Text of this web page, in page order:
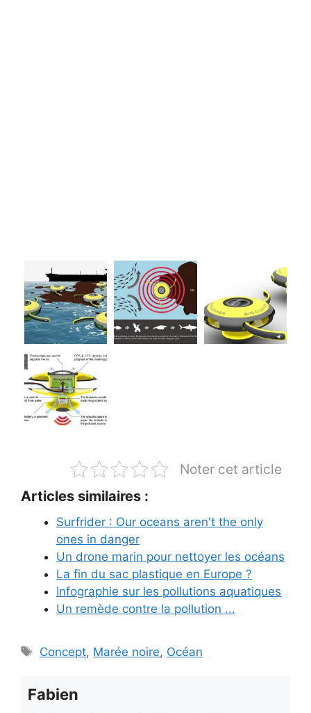
Noter cet article
Articles similaires :
Surfrider : Our oceans aren't the only
ones in danger
Un drone marin pour nettoyer les océans
La fin du sac plastique en Europe ?
Infographie sur les pollutions aquatiques
Un remède contre la pollution ...
Étiquettes
Concept, Marée noire, Océan
Fabien